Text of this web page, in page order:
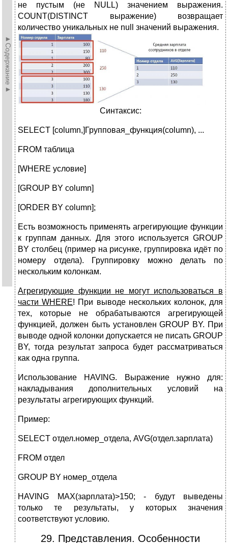
►Содержание►
не пустым (не NULL) значением выражения.
COUNT(DISTINCT выражение) возвращает
количество уникальных не null значений выражения.
Синтаксис:
SELECT [column,]Групповая_функция(column), ...
FROM таблица
[WHERE условие]
[GROUP BY column]
[ORDER BY column];
Есть возможность применять агрегирующие функции
к группам данных. Для этого используется GROUP
BY столбец (пример на рисунке, группировка идёт по
номеру отдела). Группировку можно делать по
нескольким колонкам.
Агрегирующие функции не могут использоваться в
частиWHERE! При выводе нескольких колонок, для
тех, которые не обрабатываются агрегирующей
функцией, должен быть установлен GROUP BY. При
выводе одной колонки допускается не писать GROUP
BY, тогда результат запроса будет рассматриваться
как одна группа.
Использование HAVING. Выражение нужно для:
накладывания дополнительных условий на
результаты агрегирующих функций.
Пример:
SELECT отдел.номер_отдела, AVG(отдел.зарплата)
FROM отдел
GROUP BY номер_отдела
HAVING MAX(зарплата)>150; - будут выведены
только те результаты, у которых значения
соответствуют условию.
29. Представления. Особенности